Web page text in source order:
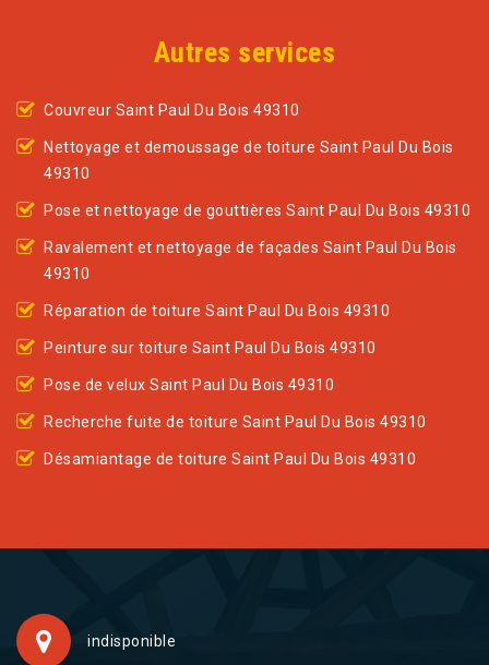
Autres services
Couvreur Saint Paul Du Bois 49310
Nettoyage et demoussage de toiture Saint Paul Du Bois
49310
Pose et nettoyage de gouttières Saint Paul Du Bois 49310
Ravalement et nettoyage de façades Saint Paul Du Bois
49310
Réparation de toiture Saint Paul Du Bois 49310
Peinture sur toiture Saint Paul Du Bois 49310
Pose de velux Saint Paul Du Bois 49310
Recherche fuite de toiture Saint Paul Du Bois 49310
Désamiantage de toiture Saint Paul Du Bois 49310
indisponible